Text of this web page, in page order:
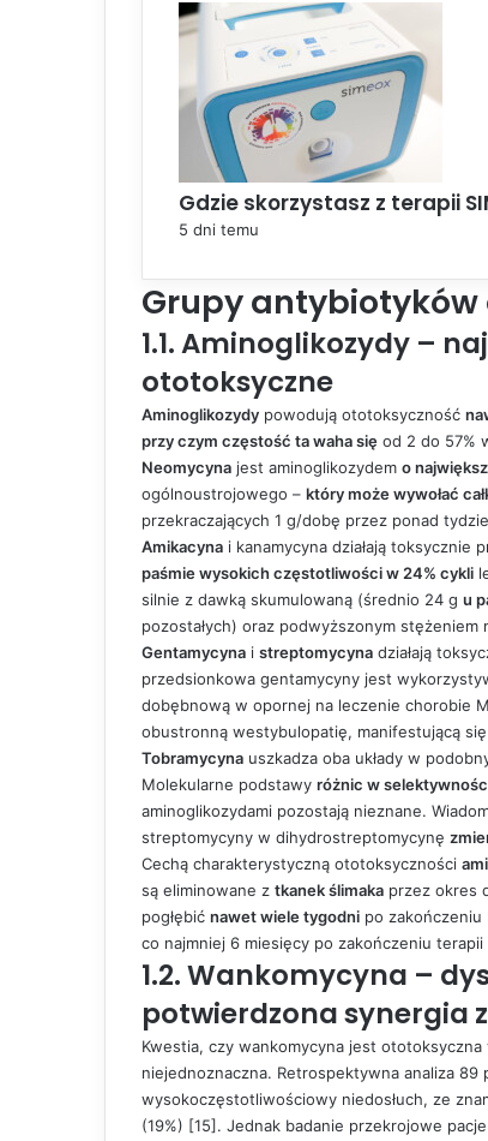
Gdzie skorzystasz z terapii
5 dni temu
Grupy
1.1. Aminoglikozydy –
ototoksyczne
Aminoglikozydy powodują ototoksyczność
przy czym częstość ta waha się od 2 do 57%
Neomycyna jest aminoglikozydem o
ogólnoustrojowego – który może wywołać
przekraczających 1 g/dobę przez ponad
Amikacyna i kanamycyna działają toksycznie
paśmie wysokich częstotliwości w 24% cykli
silnie z dawką skumulowaną (średnio 24 g u
pozostałych) oraz podwyższonym
Gentamycyna i streptomycyna działają
przedsionkowa gentamycyny jest
dobębnową w opornej na leczenie chorobie
obustronną westybulopatię, manifestującą
Tobramycyna uszkadza oba układy w
Molekularne podstawy różnic w
aminoglikozydami pozostają nieznane.
streptomycyny w dihydrostreptomycynę
Cechą charakterystyczną ototoksyczności
są eliminowane z tkanek ślimaka przez okres
pogłębić nawet wiele tygodni po zakończeniu
co najmniej 6 miesięcy po zakończeniu terapii
1.2. Wankomycyna –
potwierdzona synergia
Kwestia, czy wankomycyna jest
niejednoznaczna. Retrospektywna analiza 89
wysokoczęstotliwościowy niedosłuch, ze
(19%) [15]. Jednak badanie przekrojowe